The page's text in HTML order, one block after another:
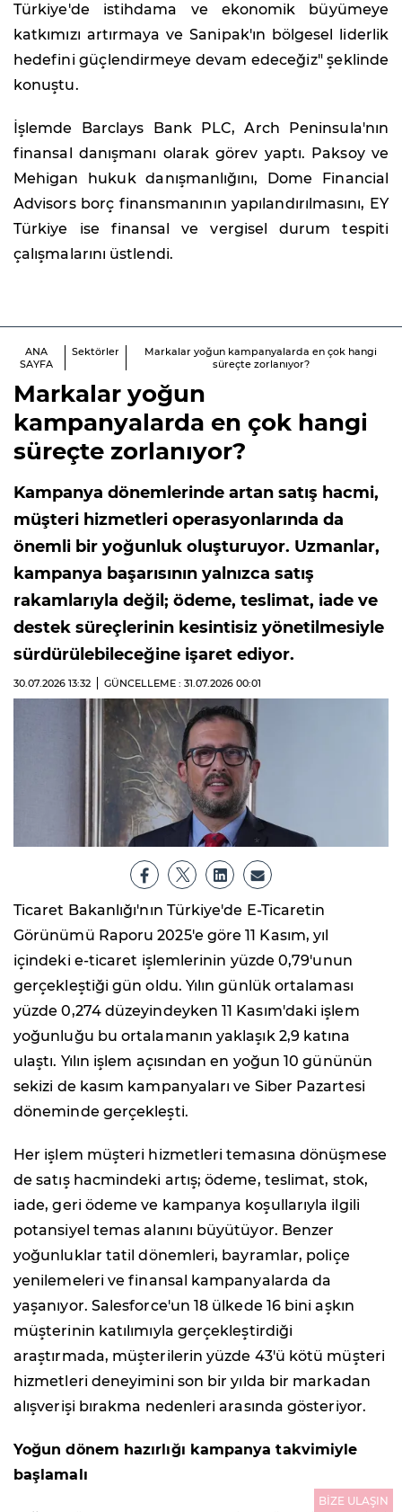
Türkiye'de istihdama ve ekonomik büyümeye
katkımızı artırmaya ve Sanipak'ın bölgesel liderlik
hedefini güçlendirmeye devam edeceğiz" şeklinde
konuştu.
İşlemde Barclays Bank PLC, Arch Peninsula'nın
finansal danışmanı olarak görev yaptı. Paksoy ve
Mehigan hukuk danışmanlığını, Dome Financial
Advisors borç finansmanının yapılandırılmasını, EY
Türkiye ise finansal ve vergisel durum tespiti
çalışmalarını üstlendi.
ANA
SAYFA
Sektörler
Markalar yoğun kampanyalarda en çok hangi
süreçte zorlanıyor?
Markalar yoğun
kampanyalarda en çok hangi
süreçte zorlanıyor?
Kampanya dönemlerinde artan satış hacmi,
müşteri hizmetleri operasyonlarında da
önemli bir yoğunluk oluşturuyor. Uzmanlar,
kampanya başarısının yalnızca satış
rakamlarıyla değil; ödeme, teslimat, iade ve
destek süreçlerinin kesintisiz yönetilmesiyle
sürdürülebileceğine işaret ediyor.
30.07.2026 13:32 GÜNCELLEME : 31.07.2026 00:01
Ticaret Bakanlığı'nın Türkiye'de E-Ticaretin
Görünümü Raporu 2025'e göre 11 Kasım, yıl
içindeki e-ticaret işlemlerinin yüzde 0,79'unun
gerçekleştiği gün oldu. Yılın günlük ortalaması
yüzde 0,274 düzeyindeyken 11 Kasım'daki işlem
yoğunluğu bu ortalamanın yaklaşık 2,9 katına
ulaştı. Yılın işlem açısından en yoğun 10 gününün
sekizi de kasım kampanyaları ve Siber Pazartesi
döneminde gerçekleşti.
Her işlem müşteri hizmetleri temasına dönüşmese
de satış hacmindeki artış; ödeme, teslimat, stok,
iade, geri ödeme ve kampanya koşullarıyla ilgili
potansiyel temas alanını büyütüyor. Benzer
yoğunluklar tatil dönemleri, bayramlar, poliçe
yenilemeleri ve finansal kampanyalarda da
yaşanıyor. Salesforce'un 18 ülkede 16 bini aşkın
müşterinin katılımıyla gerçekleştirdiği
araştırmada, müşterilerin yüzde 43'ü kötü müşteri
hizmetleri deneyimini son bir yılda bir markadan
alışverişi bırakma nedenleri arasında gösteriyor.
Yoğun dönem hazırlığı kampanya takvimiyle
başlamalı
BİZE ULAŞIN